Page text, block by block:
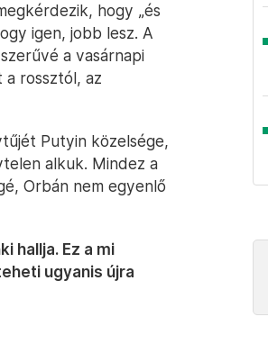
hogy „és
igen, jobb lesz. A
a vasárnapi
a rossztól, az
Putyin közelsége,
alkuk. Mindez a
Orbán nem egyenlő
hallja. Ez a mi
ugyanis újra